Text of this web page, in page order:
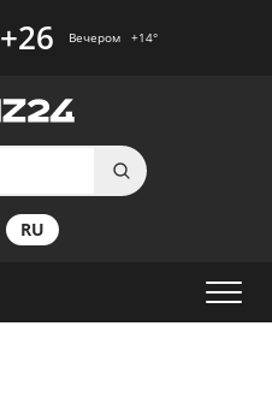
+26 Вечером +14°
RU